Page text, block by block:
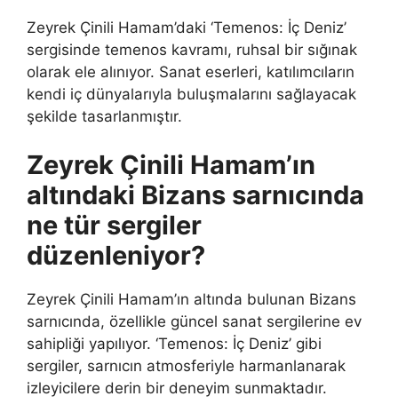
Zeyrek Çinili Hamam’daki ‘Temenos: İç Deniz’
sergisinde temenos kavramı, ruhsal bir sığınak
olarak ele alınıyor. Sanat eserleri, katılımcıların
kendi iç dünyalarıyla buluşmalarını sağlayacak
şekilde tasarlanmıştır.
Zeyrek Çinili Hamam’ın
altındaki Bizans sarnıcında
ne tür sergiler
düzenleniyor?
Zeyrek Çinili Hamam’ın altında bulunan Bizans
sarnıcında, özellikle güncel sanat sergilerine ev
sahipliği yapılıyor. ‘Temenos: İç Deniz’ gibi
sergiler, sarnıcın atmosferiyle harmanlanarak
izleyicilere derin bir deneyim sunmaktadır.